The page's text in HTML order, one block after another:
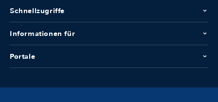
Schnellzugriffe
Informationen für
Portale